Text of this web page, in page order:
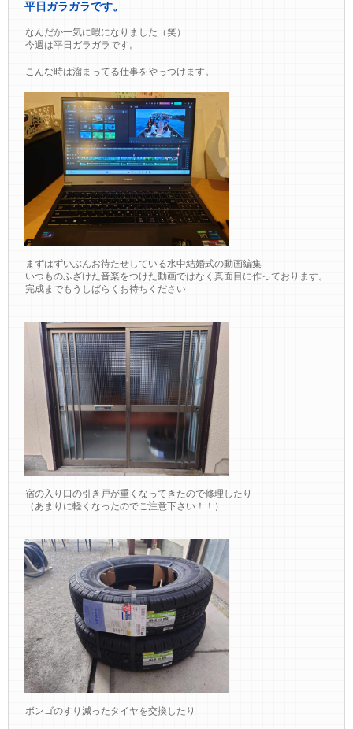
平日ガラガラです。
なんだか一気に暇になりました（笑）
今週は平日ガラガラです。
こんな時は溜まってる仕事をやっつけます。
まずはずいぶんお待たせしている水中結婚式の動画編集
いつものふざけた音楽をつけた動画ではなく真面目に作っております。
完成までもうしばらくお待ちください
宿の入り口の引き戸が重くなってきたので修理したり
（あまりに軽くなったのでご注意下さい！！）
ボンゴのすり減ったタイヤを交換したり